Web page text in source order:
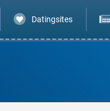
Datingsites